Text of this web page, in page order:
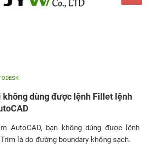
dùng được lệnh Fillet lệnh
AutoCAD, bạn không dùng được lệnh
là do đường boundary không sạch.